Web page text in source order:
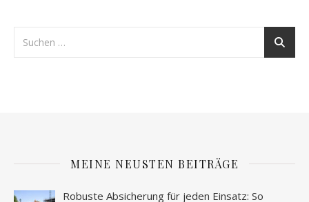
MEINE NEUSTEN BEITRÄGE
Robuste Absicherung für jeden Einsatz: So